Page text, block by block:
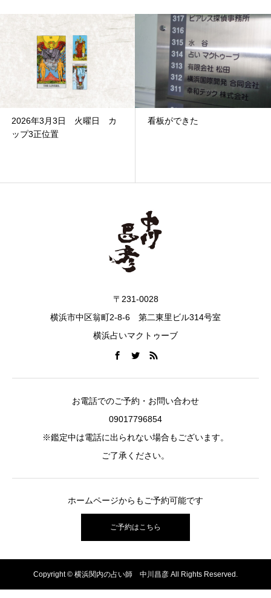
看板ができた
9月15日 木曜日ソード6逆
〒231-0028
横浜市中区翁町2-8-6 第二東里ビル314号室
横浜占いマクトゥーブ
お電話でのご予約・お問い合わせ
09017796854
※鑑定中は電話に出られない場合もございます。
ご了承ください。
ホームページからもご予約可能です
ご予約はこちら
Copyright © 横浜関内の占い師 中川昌彦 All Rights Reserved.